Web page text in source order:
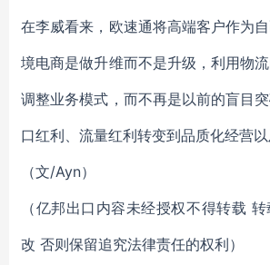
在李威看来，欧速通将高端客户作为
境电商是做升维而不是升级，利用物
调整业务模式，而不再是以前的盲目
口红利、流量红利转变到品质化经营以
（文/Ayn）
（亿邦出口内容未经授权不得转载
改 否则保留追究法律责任的权利）